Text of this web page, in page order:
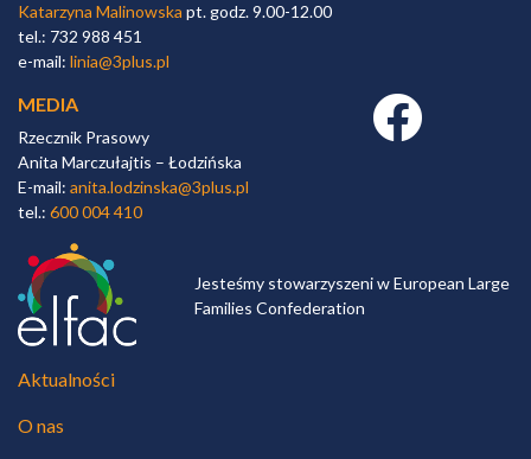
Katarzyna Malinowska pt. godz. 9.00-12.00
tel.: 732 988 451
e-mail: linia@3plus.pl
MEDIA
Rzecznik Prasowy
Anita Marczułajtis – Łodzińska
E-mail: anita.lodzinska@3plus.pl
tel.: 600 004 410
Facebook link
Jesteśmy stowarzyszeni w European Large
Families Confederation
Aktualności
O nas